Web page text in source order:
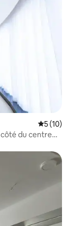
5 (10)
du centre